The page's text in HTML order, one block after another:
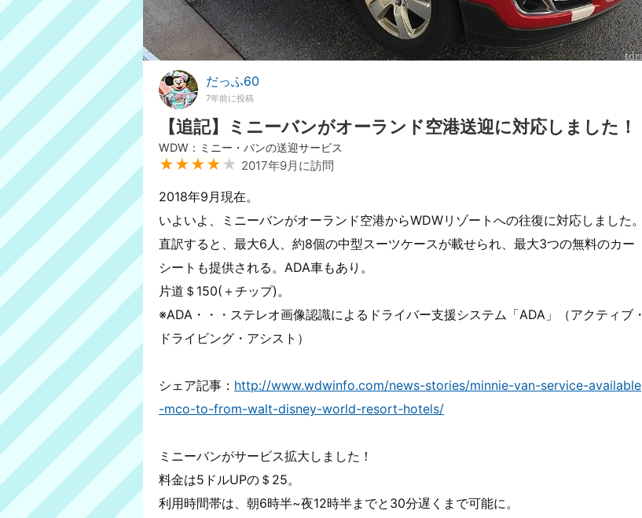
だっふ60
7年前に投稿
【追記】ミニーバンがオーランド空港送迎に対応しました！
WDW：ミニー・バンの送迎サービス
★★★★ ★ 2017年9月に訪問
2018年9月現在。
いよいよ、ミニーバンがオーランド空港からWDWリゾートへの往復に対応しました。
直訳すると、最大6人、約8個の中型スーツケースが載せられ、最大3つの無料のカー
シートも提供される。ADA車もあり。
片道＄150(＋チップ)。
※ADA・・・ステレオ画像認識によるドライバー支援システム「ADA」（アクティブ・
ドライビング・アシスト）
シェア記事： http://www.wdwinfo.com/news-stories/minnie-van-service-available
-mco-to-from-walt-disney-world-resort-hotels/
ミニーバンがサービス拡大しました！
料金は5ドルUPの＄25。
利用時間帯は、朝6時半~夜12時半までと30分遅くまで可能に。